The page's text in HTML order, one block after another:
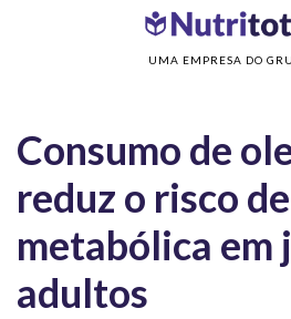
UMA EMPRESA DO
Nutrição em consultório>
síndrome metabólica em jovens adultos
Consumo de
reduz o risco
metabólica em
adultos